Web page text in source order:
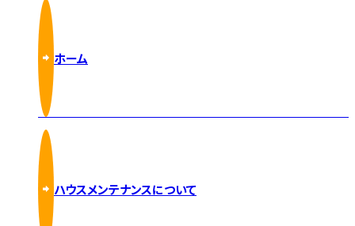
ホーム
ハウスメンテナンスについて